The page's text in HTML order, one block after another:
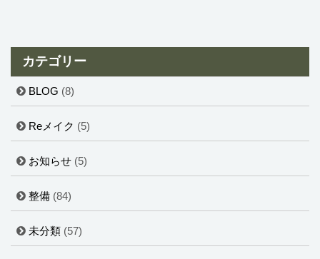
カテゴリー
BLOG (8)
Reメイク (5)
お知らせ (5)
整備 (84)
未分類 (57)